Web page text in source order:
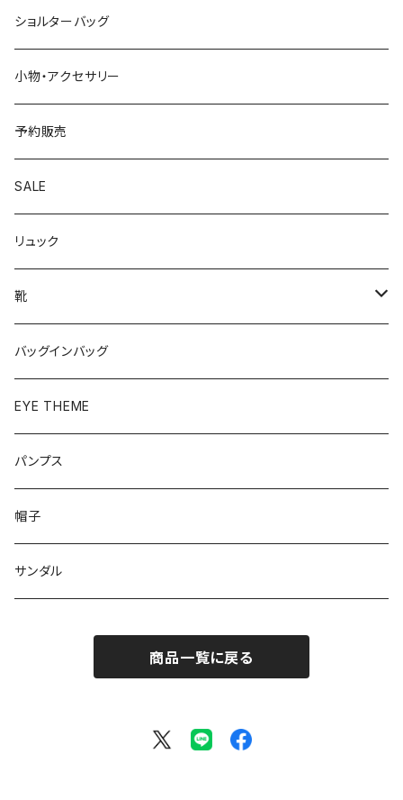
ショルターバッグ
小物・アクセサリー
予約販売
SALE
リュック
靴
パンプス
ベーシック
ローファー
ブーツ
バッグインバッグ
EYE THEME
パンプス
帽子
サンダル
商品一覧に戻る